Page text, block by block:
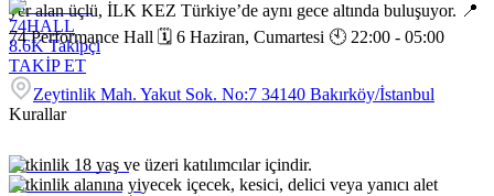
yer alan üçlü, İLK KEZ Türkiye’de aynı gece altında buluşuyor. 📍
74 Performance Hall 🗓️ 6 Haziran, Cumartesi 🕙 22:00 - 05:00
74HALL
8.6K Takipçi
TAKİP ET
Zeytinlik Mah. Yakut Sok. No:7 34140 Bakırköy/İstanbul
Kurallar
-Etkinlik 18 yaş ve üzeri katılımcılar içindir.
-Etkinlik alanına yiyecek içecek, kesici, delici veya yanıcı alet